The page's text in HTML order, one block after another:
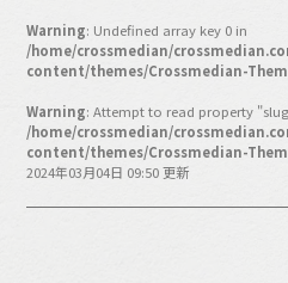
編集4.0
人間主義的経営
バックオフィス
その他
Warning: Undefined array key 0 in
/home/crossmedian/
content/themes/Crossmedian-
Warning: Attempt to read property
/home/crossmedian/
content/themes/Crossmedian-
2024年03月04日 09:50 更新